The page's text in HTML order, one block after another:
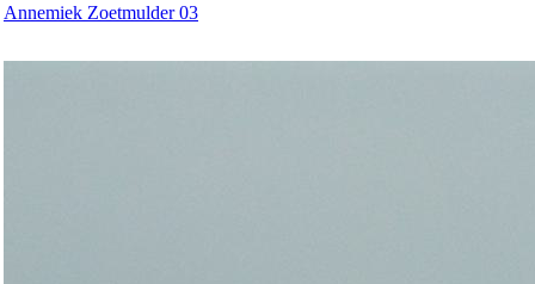
Annemiek Zoetmulder 03